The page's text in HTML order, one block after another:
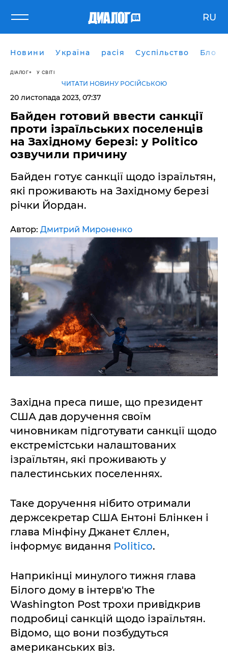
RU
Новини Україна расія Суспільство Блоги
ДІАЛОГ У СВІТІ
ЧИТАТИ НОВИНУ РОСІЙСЬКОЮ
20 листопада 2023, 07:37
Байден готовий ввести санкції
проти ізраїльських поселенців
на Західному березі: у Politico
озвучили причину
Байден готує санкції щодо ізраїльтян,
які проживають на Західному березі
річки Йордан.
Автор: Дмитрий Мироненко
Західна преса пише, що президент
США дав доручення своїм
чиновникам підготувати санкції щодо
екстремістськи налаштованих
ізраїльтян, які проживають у
палестинських поселеннях.
Таке доручення нібито отримали
держсекретар США Ентоні Блінкен і
глава Мінфіну Джанет Єллен,
інформує видання Politico.
Наприкінці минулого тижня глава
Білого дому в інтерв'ю The
Washington Post трохи привідкрив
подробиці санкцій щодо ізраїльтян.
Відомо, що вони позбудуться
американських віз.